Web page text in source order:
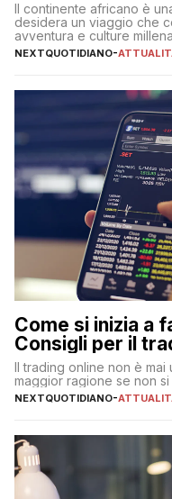
Il continente africano è
desidera un viaggio che
avventura e culture
NEXTQUOTIDIANO-
Come si inizia a
Consigli per il
Il trading online non è mai
maggior ragione se non
NEXTQUOTIDIANO-